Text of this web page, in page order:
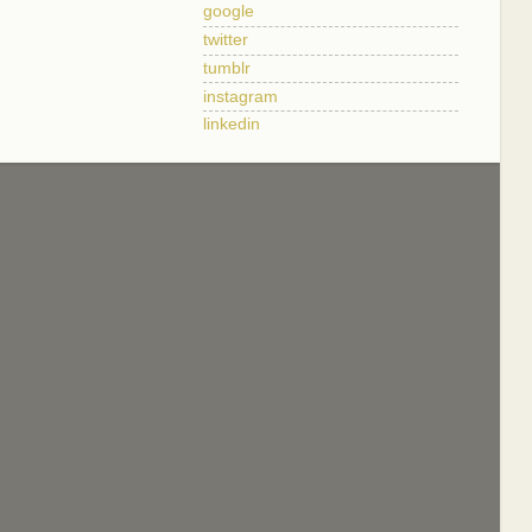
google
twitter
tumblr
instagram
linkedin